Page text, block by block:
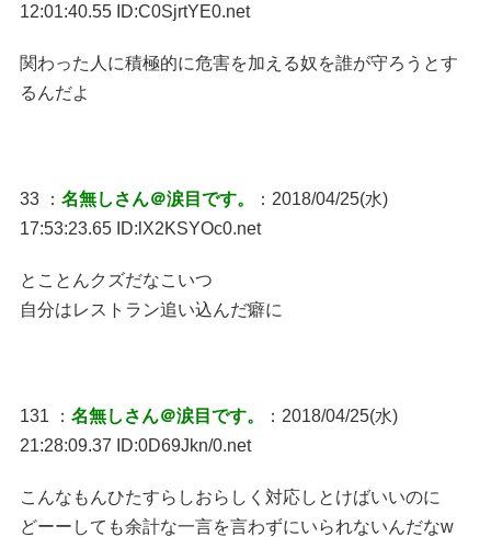
12:01:40.55 ID:C0SjrtYE0.net
関わった人に積極的に危害を加える奴を誰が守ろうとす
るんだよ
33 ： 名無しさん＠涙目です。
：2018/04/25(水)
17:53:23.65 ID:lX2KSYOc0.net
とことんクズだなこいつ
自分はレストラン追い込んだ癖に
131 ： 名無しさん＠涙目です。
：2018/04/25(水)
21:28:09.37 ID:0D69Jkn/0.net
こんなもんひたすらしおらしく対応しとけばいいのに
どーーしても余計な一言を言わずにいられないんだなw